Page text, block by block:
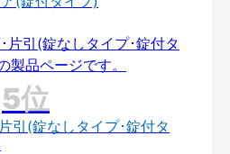
引(錠なしタイプ･錠付タ